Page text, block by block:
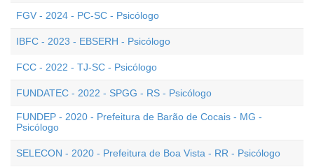
FGV - 2024 - PC-SC - Psicólogo
IBFC - 2023 - EBSERH - Psicólogo
FCC - 2022 - TJ-SC - Psicólogo
FUNDATEC - 2022 - SPGG - RS - Psicólogo
FUNDEP - 2020 - Prefeitura de Barão de Cocais - MG -
Psicólogo
SELECON - 2020 - Prefeitura de Boa Vista - RR - Psicólogo